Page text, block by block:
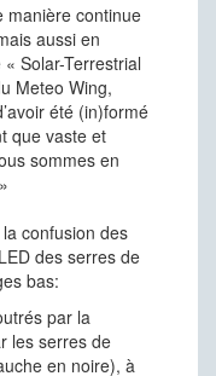
manière continue
aussi en
Solar-Terrestrial
Meteo Wing,
été (in)formé
que vaste et
sommes en
confusion des
des serres de
bas:
par la
les serres de
en noire), à